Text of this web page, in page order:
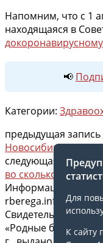
Напомним, что с 1
находящаяся в
докоронавирусному
📢
Категории:
предыдущая запись
Новосибирской
следующая запись
во сколько
Информационный
rberega.info
Свидетельство о
«Родные берега.
Для
К сайту